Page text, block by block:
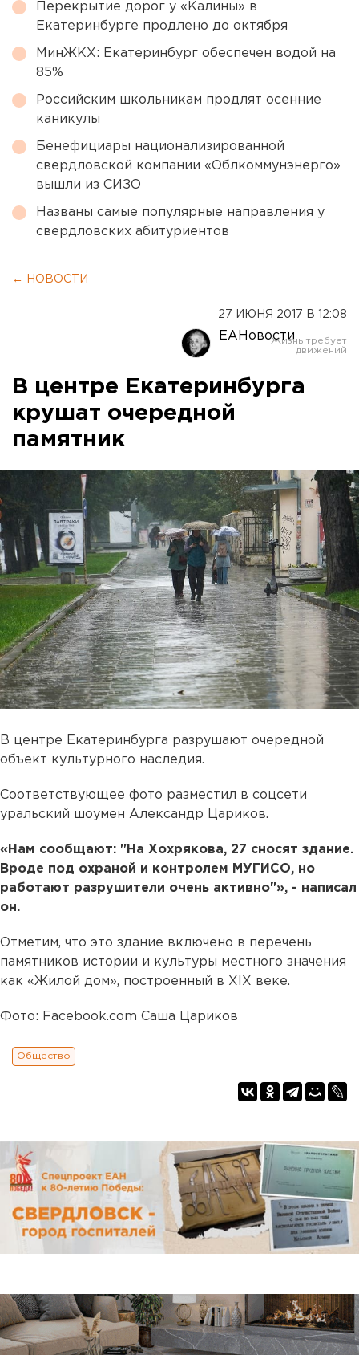
Перекрытие дорог у «Калины» в
Екатеринбурге продлено до октября
МинЖКХ: Екатеринбург обеспечен водой на
85%
Российским школьникам продлят осенние
каникулы
Бенефициары национализированной
свердловской компании «Облкоммунэнерго»
вышли из СИЗО
Названы самые популярные направления у
свердловских абитуриентов
← НОВОСТИ
27 ИЮНЯ 2017 В 12:08
ЕАНовости
В центре Екатеринбурга
крушат очередной
памятник
В центре Екатеринбурга разрушают очередной
объект культурного наследия.
Соответствующее фото разместил в соцсети
уральский шоумен Александр Цариков.
«Нам сообщают: "На Хохрякова, 27 сносят здание.
Вроде под охраной и контролем МУГИСО, но
работают разрушители очень активно"», - написал
он.
Отметим, что это здание включено в перечень
памятников истории и культуры местного значения
как «Жилой дом», построенный в XIX веке.
Фото: Facebook.com Саша Цариков
Общество